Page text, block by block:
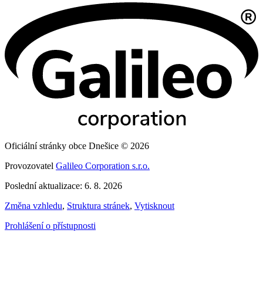
Oficiální stránky obce Dnešice © 2026
Provozovatel Galileo Corporation s.r.o.
Poslední aktualizace: 6. 8. 2026
Změna vzhledu, Struktura stránek, Vytisknout
Prohlášení o přístupnosti